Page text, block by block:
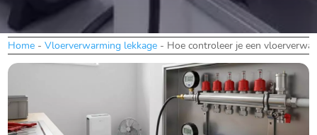
Home -Vloerverwarming lekkage - Hoe controleer je een